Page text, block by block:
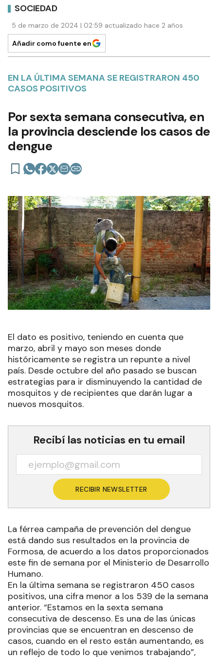
SOCIEDAD
5 de marzo de 2024 | 02:59 actualizado hace 2 años
Añadir como fuente en
EN LA ÚLTIMA SEMANA SE REGISTRARON 450
CASOS POSITIVOS
Por sexta semana consecutiva, en
la provincia desciende los casos de
dengue
El dato es positivo, teniendo en cuenta que
marzo, abril y mayo son meses donde
históricamente se registra un repunte a nivel
país. Desde octubre del año pasado se buscan
estrategias para ir disminuyendo la cantidad de
mosquitos y de recipientes que darán lugar a
nuevos mosquitos.
Recibí las noticias en tu email
RECIBIR NEWSLETTER
La férrea campaña de prevención del dengue
está dando sus resultados en la provincia de
Formosa, de acuerdo a los datos proporcionados
este fin de semana por el Ministerio de Desarrollo
Humano.
En la última semana se registraron 450 casos
positivos, una cifra menor a los 539 de la semana
anterior. “Estamos en la sexta semana
consecutiva de descenso. Es una de las únicas
provincias que se encuentran en descenso de
casos, cuando en el resto están aumentando, es
un reflejo de todo lo que venimos trabajando”,